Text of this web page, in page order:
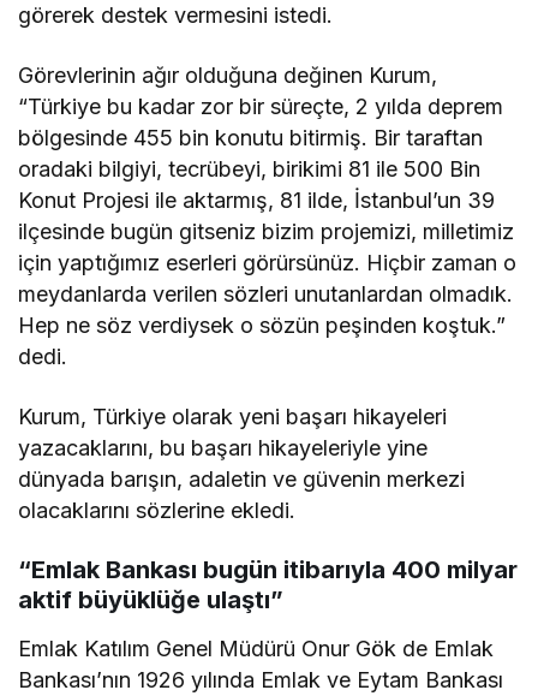
görerek destek vermesini istedi.
Görevlerinin ağır olduğuna değinen Kurum,
“Türkiye bu kadar zor bir süreçte, 2 yılda deprem
bölgesinde 455 bin konutu bitirmiş. Bir taraftan
oradaki bilgiyi, tecrübeyi, birikimi 81 ile 500 Bin
Konut Projesi ile aktarmış, 81 ilde, İstanbul’un 39
ilçesinde bugün gitseniz bizim projemizi, milletimiz
için yaptığımız eserleri görürsünüz. Hiçbir zaman o
meydanlarda verilen sözleri unutanlardan olmadık.
Hep ne söz verdiysek o sözün peşinden koştuk.”
dedi.
Kurum, Türkiye olarak yeni başarı hikayeleri
yazacaklarını, bu başarı hikayeleriyle yine
dünyada barışın, adaletin ve güvenin merkezi
olacaklarını sözlerine ekledi.
“Emlak Bankası bugün itibarıyla 400 milyar
aktif büyüklüğe ulaştı”
Emlak Katılım Genel Müdürü Onur Gök de Emlak
Bankası’nın 1926 yılında Emlak ve Eytam Bankası